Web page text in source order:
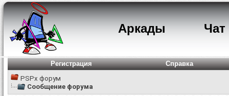
Аркады Чат
Регистрация
Справка
PSPx форум
Сообщение форума